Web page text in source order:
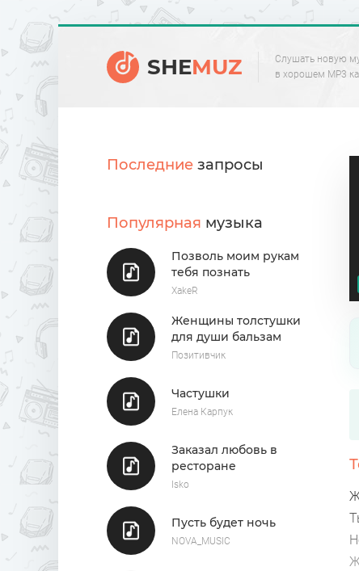
SHEMUZ
Слушать новую
в хорошем MP3
Последние запросы
Популярная музыка
Позволь моим рукам
тебя познать
XakeR
Женщины толстушки
для души бальзам
Позитивчик
Частушки
Елена Карпук
Заказал любовь в
ресторане
Isko
Пусть будет ночь
NOVA_MUSIC